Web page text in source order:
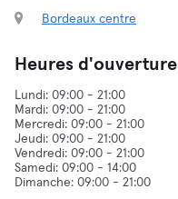
Bordeaux centre
Heures d'ouverture
Lundi: 09:00 - 21:00
Mardi: 09:00 - 21:00
Mercredi: 09:00 - 21:00
Jeudi: 09:00 - 21:00
Vendredi: 09:00 - 21:00
Samedi: 09:00 - 14:00